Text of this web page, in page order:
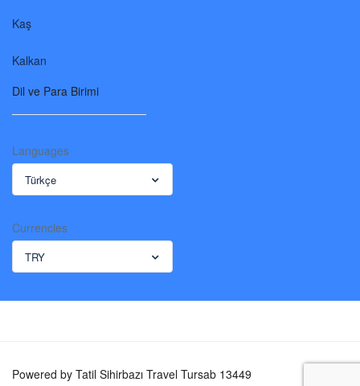
Kaş
Kalkan
Dil ve Para Birimi
Languages
Türkçe
Currencies
TRY
Powered by Tatil Sihirbazı Travel Tursab 13449